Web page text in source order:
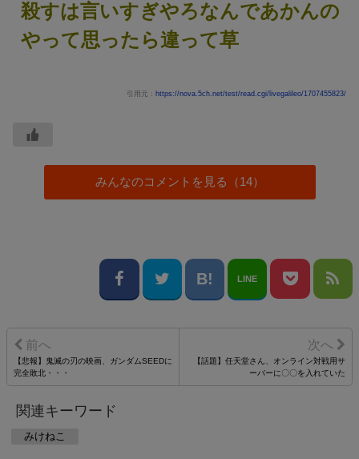
殺すは言いすぎやろなんであかんの
やって思ったら違って草
引用元： https://nova.5ch.net/test/read.cgi/livegalileo/1707455823/
みんなのコメントを見る（14）
LINE
【悲報】鬼滅の刃の映画、ガンダムSEEDに
完全敗北・・・
【話題】任天堂さん、オンライン対戦用サ
ーバーに〇〇を入れていた
関連キーワード
みけねこ